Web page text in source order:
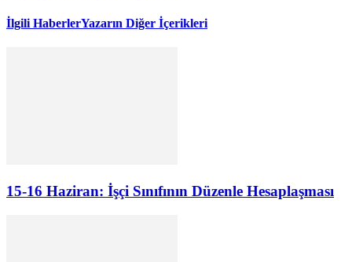
İlgili HaberlerYazarın Diğer İçerikleri
15-16 Haziran: İşçi Sınıfının Düzenle Hesaplaşması